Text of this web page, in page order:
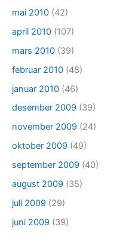
mai 2010 (42)
april 2010 (107)
mars 2010 (39)
februar 2010 (48)
januar 2010 (46)
desember 2009 (39)
november 2009 (24)
oktober 2009 (49)
september 2009 (40)
august 2009 (35)
juli 2009 (29)
juni 2009 (39)